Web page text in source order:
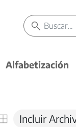
Alfabetización
Incluir